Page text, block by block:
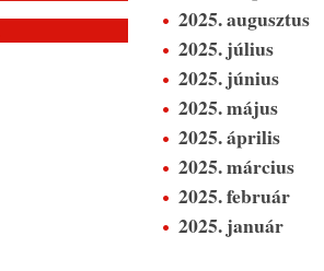
2025. augusztus
2025. július
2025. június
2025. május
2025. április
2025. március
2025. február
2025. január